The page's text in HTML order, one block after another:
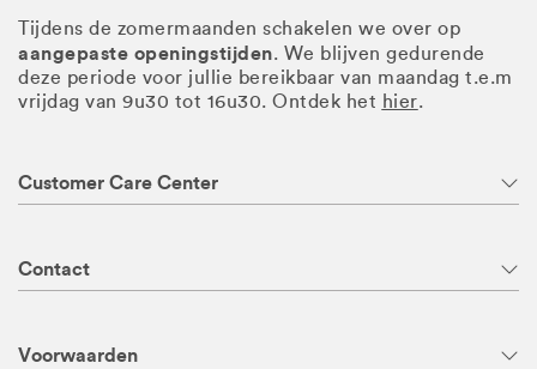
Tijdens de zomermaanden schakelen we over op
aangepaste openingstijden. We blijven gedurende
deze periode voor jullie bereikbaar van maandag t.e.m
vrijdag van 9u30 tot 16u30. Ontdek het hier.
Customer Care Center
Contact
Voorwaarden